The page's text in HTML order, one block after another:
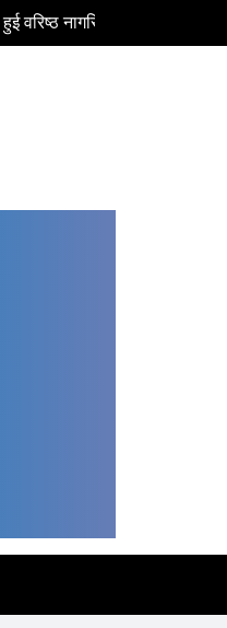
की दूसरी विशेष ट्रेन - उप